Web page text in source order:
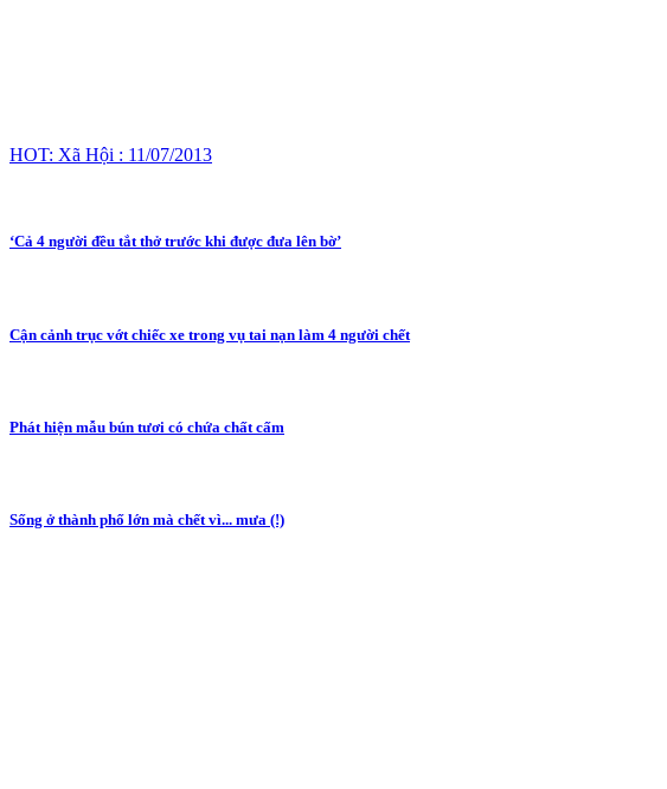
HOT: Xã Hội : 11/07/2013
‘Cả 4 người đều tắt thở trước khi được đưa lên bờ’
Cận cảnh trục vớt chiếc xe trong vụ tai nạn làm 4 người chết
Phát hiện mẫu bún tươi có chứa chất cấm
Sống ở thành phố lớn mà chết vì... mưa (!)